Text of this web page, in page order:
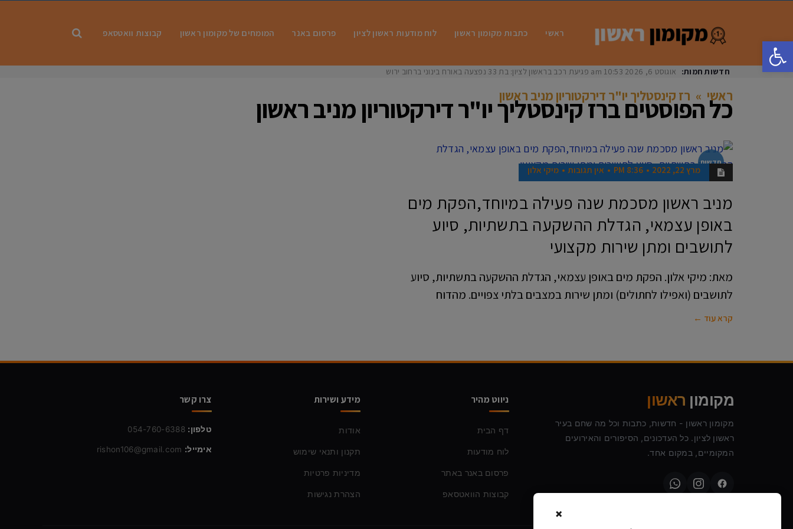
פתח סרגל נגישות
ראשי כתבות מקומון ראשון לוח מודעות ראשון לציון פרסום באנר המומחים של מקומון ראשון קבוצות וואטסאפ
חדשות חמות: אוגוסט 6, 2026 10:53 am פגיעת רכב בראשון לציון: בת 33 נפצעה באורח בינוני ברחוב ירושלים
ראשי » רז קינסטליך יו"ר דירקטוריון מניב ראשון
כל הפוסטים ברז קינסטליך יו"ר דירקטוריון מניב ראשון
חדשות
מרץ 22, 2022 8:36 PM אין תגובות מיקי אלון
מניב ראשון מסכמת שנה פעילה במיוחד,הפקת מים
באופן עצמאי, הגדלת ההשקעה בתשתיות, סיוע
לתושבים ומתן שירות מקצועי
מאת: מיקי אלון. הפקת מים באופן עצמאי, הגדלת ההשקעה בתשתיות, סיוע
לתושבים (ואפילו לחתולים) ומתן שירות במצבים בלתי צפויים. מהדוח
קרא עוד ←
מקומון ראשון
מקומון ראשון - חדשות, כתבות וכל מה שחם בעיר
ראשון לציון. כל העדכונים, הסיפורים והאירועים
המקומיים, במקום אחד.
ניווט מהיר
דף הבית
לוח מודעות
פרסום באנר באתר
קבוצות הוואטסאפ
מידע ושירות
אודות
תקנון ותנאי שימוש
מדיניות פרטיות
הצהרת נגישות
צרו קשר
טלפון: 054-760-6388
אימייל: rishon106@gmail.com
×